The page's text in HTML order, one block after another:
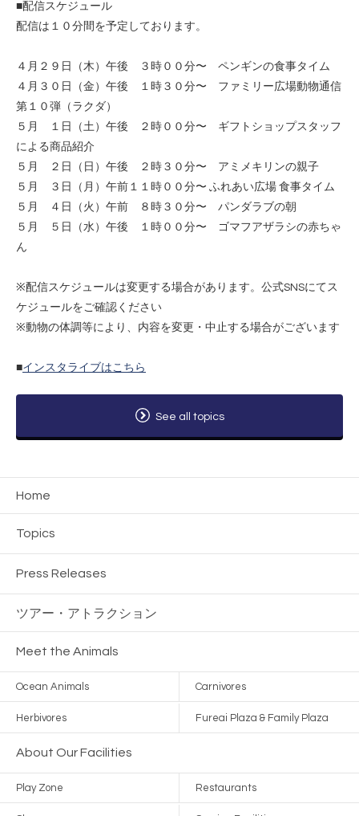
■配信スケジュール
配信は１０分間を予定しております。
４月２９日（木）午後 ３時００分〜 ペンギンの食事タイム
４月３０日（金）午後 １時３０分〜 ファミリー広場動物通信
第１０弾（ラクダ）
５月 １日（土）午後 ２時００分〜 ギフトショップスタッフ
による商品紹介
５月 ２日（日）午後 ２時３０分〜 アミメキリンの親子
５月 ３日（月）午前１１時００分〜 ふれあい広場 食事タイム
５月 ４日（火）午前 ８時３０分〜 パンダラブの朝
５月 ５日（水）午後 １時００分〜 ゴマフアザラシの赤ちゃ
ん
※配信スケジュールは変更する場合があります。公式SNSにてス
ケジュールをご確認ください
※動物の体調等により、内容を変更・中止する場合がございます
■インスタライブはこちら
See all topics
Home
Topics
Press Releases
ツアー・ アトラクション
Meet the Animals
Ocean Animals Carnivores
Herbivores Fureai Plaza & Family Plaza
About Our Facilities
Play Zone Restaurants